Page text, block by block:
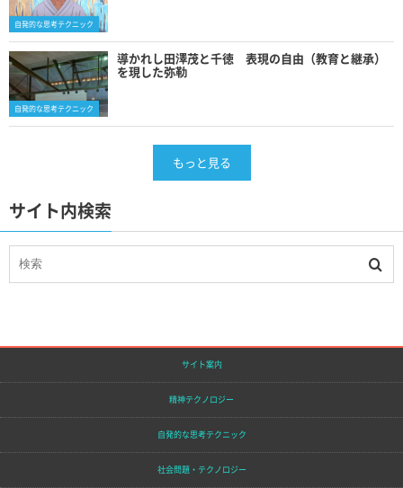
自発的な思考テクニック
自発的な思考テクニック
導かれし田澤茂と千徳 表現の自由（教育と継承）
を現した弥勒
もっと見る
サイト内検索
サイト案内
精神テクノロジー
自発的な思考テクニック
社会問題・テクノロジー